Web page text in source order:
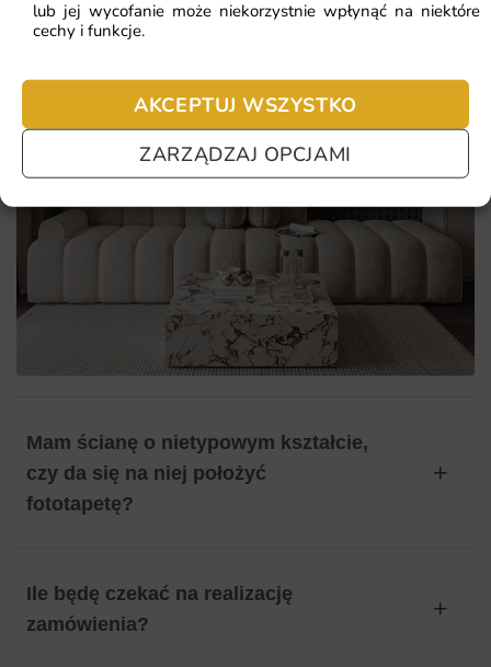
lub jej wycofanie może niekorzystnie wpłynąć na niektóre
cechy i funkcje.
AKCEPTUJ WSZYSTKO
ZARZĄDZAJ OPCJAMI
Mam ścianę o nietypowym kształcie,
czy da się na niej położyć
fototapetę?
Ile będę czekać na realizację
zamówienia?